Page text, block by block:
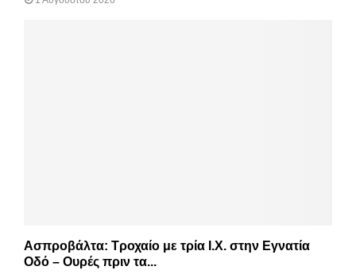
Ασπροβάλτα: Τροχαίο με τρία Ι.Χ. στην Εγνατία
Οδό – Ουρές πριν τα...